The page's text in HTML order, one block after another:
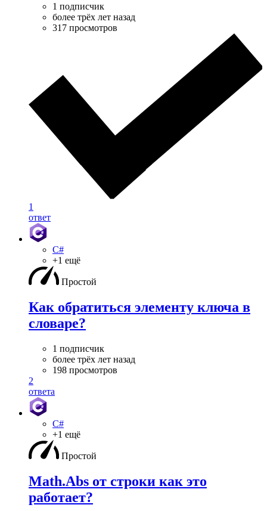
1 подписчик
более трёх лет назад
317 просмотров
1
ответ
C#
+1 ещё
Простой
Как обратиться элементу ключа в
словаре?
1 подписчик
более трёх лет назад
198 просмотров
2
ответа
C#
+1 ещё
Простой
Math.Abs от строки как это
работает?